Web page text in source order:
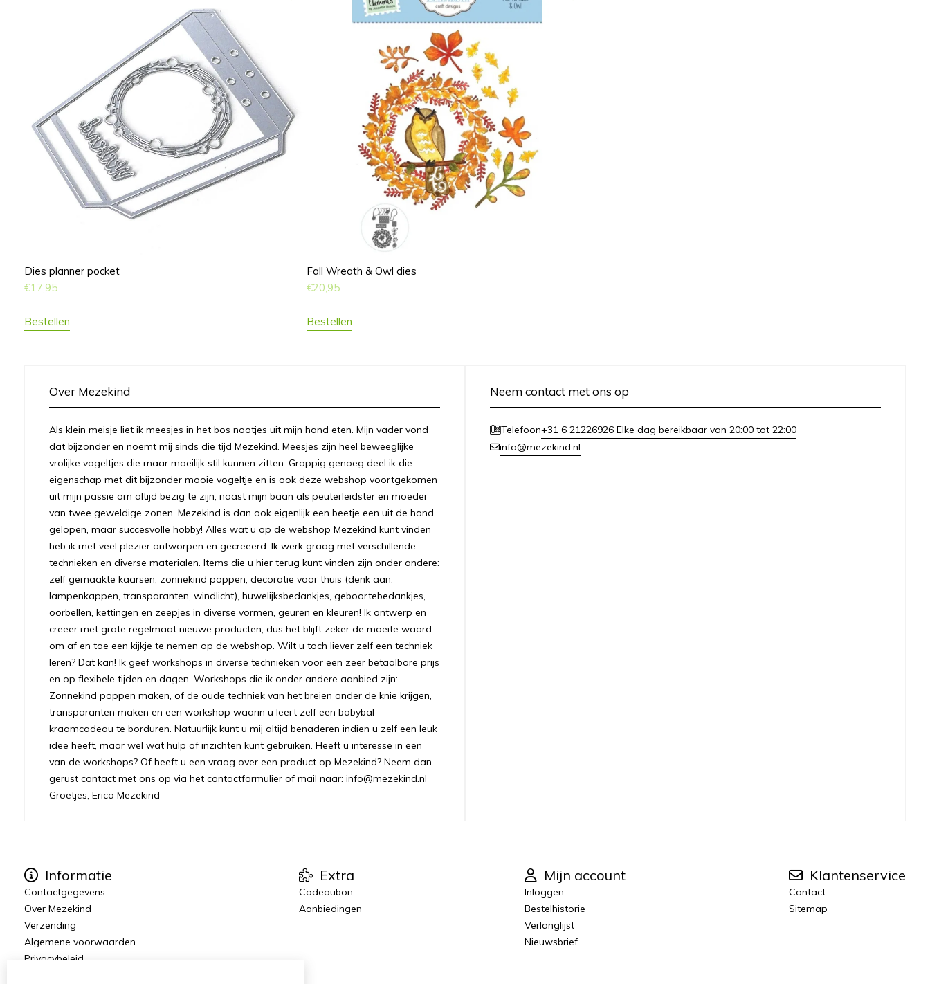
Dies planner pocket
€17,95
Bestellen
Fall Wreath & Owl dies
€20,95
Bestellen
Over Mezekind
Als klein meisje liet ik meesjes in het bos nootjes uit mijn hand eten. Mijn vader vond
dat bijzonder en noemt mij sinds die tijd Mezekind. Meesjes zijn heel beweeglijke
vrolijke vogeltjes die maar moeilijk stil kunnen zitten. Grappig genoeg deel ik die
eigenschap met dit bijzonder mooie vogeltje en is ook deze webshop voortgekomen
uit mijn passie om altijd bezig te zijn, naast mijn baan als peuterleidster en moeder
van twee geweldige zonen. Mezekind is dan ook eigenlijk een beetje een uit de hand
gelopen, maar succesvolle hobby! Alles wat u op de webshop Mezekind kunt vinden
heb ik met veel plezier ontworpen en gecreëerd. Ik werk graag met verschillende
technieken en diverse materialen. Items die u hier terug kunt vinden zijn onder andere:
zelf gemaakte kaarsen, zonnekind poppen, decoratie voor thuis (denk aan:
lampenkappen, transparanten, windlicht), huwelijksbedankjes, geboortebedankjes,
oorbellen, kettingen en zeepjes in diverse vormen, geuren en kleuren! Ik ontwerp en
creëer met grote regelmaat nieuwe producten, dus het blijft zeker de moeite waard
om af en toe een kijkje te nemen op de webshop. Wilt u toch liever zelf een techniek
leren? Dat kan! Ik geef workshops in diverse technieken voor een zeer betaalbare prijs
en op flexibele tijden en dagen. Workshops die ik onder andere aanbied zijn:
Zonnekind poppen maken, of de oude techniek van het breien onder de knie krijgen,
transparanten maken en een workshop waarin u leert zelf een babybal
kraamcadeau te borduren. Natuurlijk kunt u mij altijd benaderen indien u zelf een leuk
idee heeft, maar wel wat hulp of inzichten kunt gebruiken. Heeft u interesse in een
van de workshops? Of heeft u een vraag over een product op Mezekind? Neem dan
gerust contact met ons op via het contactformulier of mail naar: info@mezekind.nl
Groetjes, Erica Mezekind
Neem contact met ons op
Telefoon+31 6 21226926 Elke dag bereikbaar van 20:00 tot 22:00
info@mezekind.nl
Informatie
Contactgegevens
Over Mezekind
Verzending
Algemene voorwaarden
Privacybeleid
Extra
Cadeaubon
Aanbiedingen
Mijn account
Inloggen
Bestelhistorie
Verlanglijst
Nieuwsbrief
Klantenservice
Contact
Sitemap